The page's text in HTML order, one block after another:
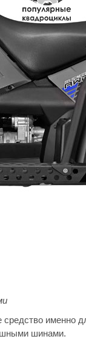
шинами.